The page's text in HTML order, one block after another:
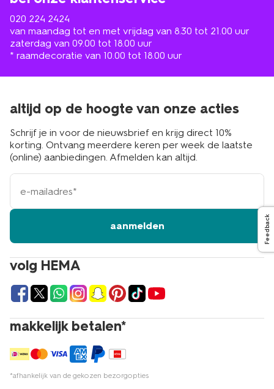
020 224 2424
van maandag tot en met vrijdag van 8.30 tot 21.00 uur
zaterdag van 09.00 tot 18.00 uur
* raamdecoratie van 10.00 tot 18.00 uur
volg HEMA
makkelijk betalen*
*afhankelijk van de gekozen bezorgopties
altijd op de hoogte van onze acties
Schrijf je in voor de nieuwsbrief en krijg direct 10%
korting. Ontvang meerdere keren per week de laatste
(online) aanbiedingen. Afmelden kan altijd.
e-
mailadres
aanmelden Feedback